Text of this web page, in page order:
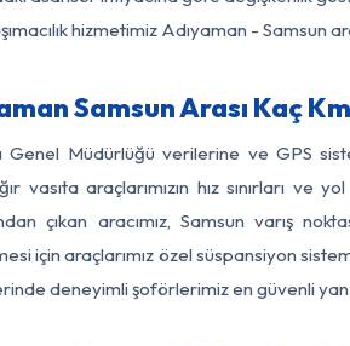
hizmetimiz Adıyaman - Samsun
Samsun Arası Kaç
Genel Müdürlüğü verilerine ve GPS
vasıta araçlarımızın hız sınırları
çıkan aracımız, Samsun varış
için araçlarımız özel süspansiyon
deneyimli şoförlerimiz en güvenli